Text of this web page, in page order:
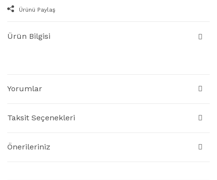
Ürünü Paylaş
Ürün Bilgisi
Yorumlar
Taksit Seçenekleri
Önerileriniz